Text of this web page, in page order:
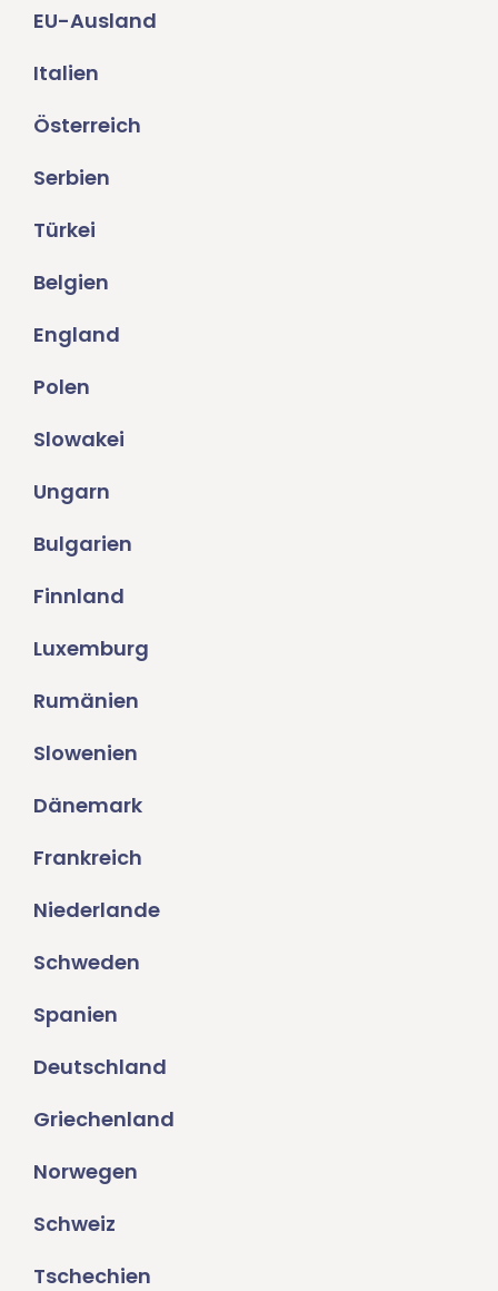
EU-Ausland
Italien
Österreich
Serbien
Türkei
Belgien
England
Polen
Slowakei
Ungarn
Bulgarien
Finnland
Luxemburg
Rumänien
Slowenien
Dänemark
Frankreich
Niederlande
Schweden
Spanien
Deutschland
Griechenland
Norwegen
Schweiz
Tschechien